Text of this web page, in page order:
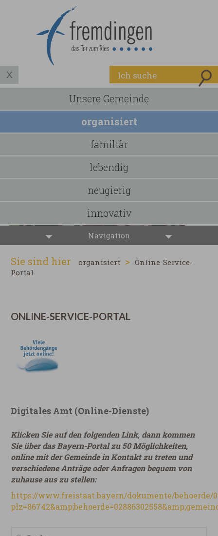
Unsere Gemeinde
organisiert
familiär
lebendig
neugierig
innovativ
Navigation
Sie sind hier organisiert >Online-Service-
Portal
ONLINE-SERVICE-PORTAL
Digitales Amt (Online-Dienste)
Klicken Sie auf den folgenden Link, dann kommen
Sie über das Bayern-Portal zu 50 Möglichkeiten,
online mit der Gemeinde in Kontakt zu treten und
verschiedene Anträge oder Anfragen bequem von
zuhause aus zu stellen:
https://www.freistaat.bayern/dokumente/behoerde/